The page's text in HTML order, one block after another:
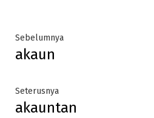
Post
navigation
SebelumnyaPrevious
akaun
SeterusnyaNext
post:
akauntan